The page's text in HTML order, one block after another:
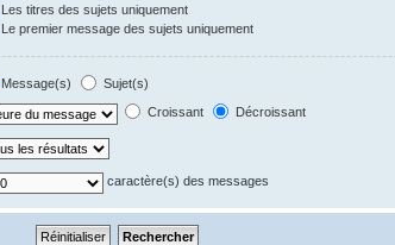
Les titres des sujets uniquement
Le premier message des sujets uniquement
Message(s)
Sujet(s)
Croissant Décroissant
caractère(s) des messages